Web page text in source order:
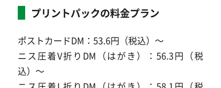
プリントパックの料金プラン
ポストカードDM：53.6円（税込）～
ニス圧着V折りDM（はがき）：56.3円（税
込）～